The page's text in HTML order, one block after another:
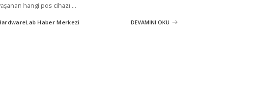
hangi pos cihazı ...
Haber Merkezi DEVAMINI OKU